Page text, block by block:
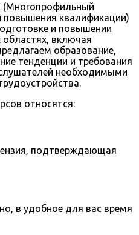
повышения квалификации)
и повышении
включая
образование,
тенденции и требования
необходимыми
относятся:
подтверждающая
в удобное для вас время